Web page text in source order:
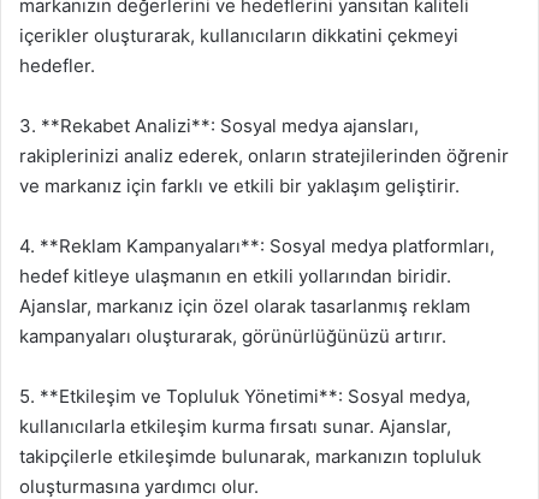
markanızın değerlerini ve hedeflerini yansıtan kaliteli
içerikler oluşturarak, kullanıcıların dikkatini çekmeyi
hedefler.
3. **Rekabet Analizi**: Sosyal medya ajansları,
rakiplerinizi analiz ederek, onların stratejilerinden öğrenir
ve markanız için farklı ve etkili bir yaklaşım geliştirir.
4. **Reklam Kampanyaları**: Sosyal medya platformları,
hedef kitleye ulaşmanın en etkili yollarından biridir.
Ajanslar, markanız için özel olarak tasarlanmış reklam
kampanyaları oluşturarak, görünürlüğünüzü artırır.
5. **Etkileşim ve Topluluk Yönetimi**: Sosyal medya,
kullanıcılarla etkileşim kurma fırsatı sunar. Ajanslar,
takipçilerle etkileşimde bulunarak, markanızın topluluk
oluşturmasına yardımcı olur.